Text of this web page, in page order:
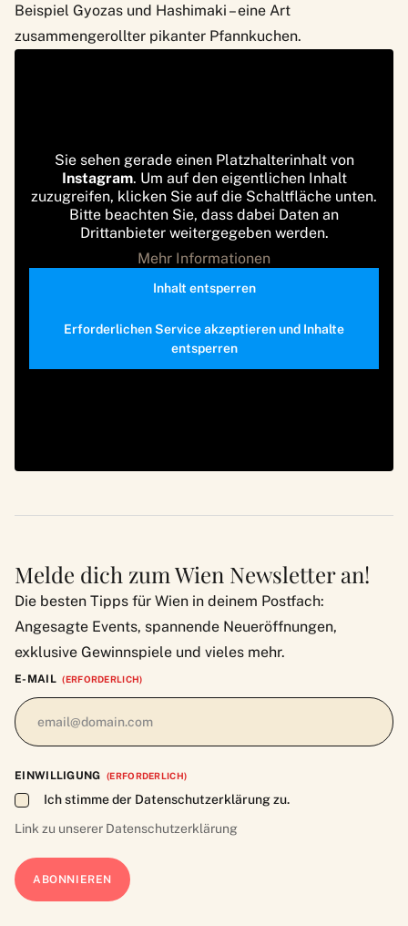
Beispiel Gyozas und Hashimaki – eine Art
zusammengerollter pikanter Pfannkuchen.
Sie sehen gerade einen Platzhalterinhalt von
Instagram. Um auf den eigentlichen Inhalt
zuzugreifen, klicken Sie auf die Schaltfläche unten.
Bitte beachten Sie, dass dabei Daten an
Drittanbieter weitergegeben werden.
Mehr Informationen
Inhalt entsperren
Erforderlichen Service akzeptieren und Inhalte
entsperren
Melde dich zum Wien Newsletter an!
Die besten Tipps für Wien in deinem Postfach:
Angesagte Events, spannende Neueröffnungen,
exklusive Gewinnspiele und vieles mehr.
E-MAIL (ERFORDERLICH)
EINWILLIGUNG (ERFORDERLICH)
Ich stimme der Datenschutzerklärung zu.
Link zu unserer Datenschutzerklärung